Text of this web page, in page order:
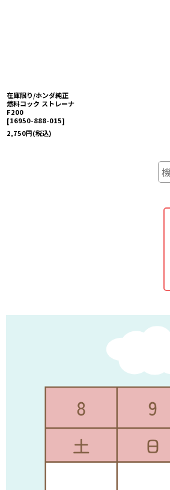
在庫限り/ホンダ純正
燃料コック ストレーナ
F200
[16950-888-015]
2,750円(税込)